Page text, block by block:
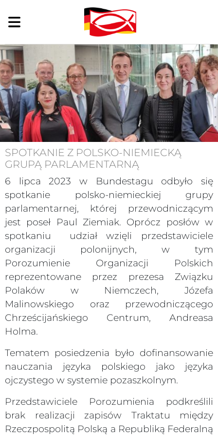
SPOTKANIE Z POLSKO-NIEMIECKĄ
GRUPĄ PARLAMENTARNĄ
6 lipca 2023 w Bundestagu odbyło się
spotkanie polsko-niemieckiej grupy
parlamentarnej, której przewodniczącym
jest poseł Paul Ziemiak. Oprócz posłów w
spotkaniu udział wzięli przedstawiciele
organizacji polonijnych, w tym
Porozumienie Organizacji Polskich
reprezentowane przez prezesa Związku
Polaków w Niemczech, Józefa
Malinowskiego oraz przewodniczącego
Chrześcijańskiego Centrum, Andreasa
Holma.
Tematem posiedzenia było dofinansowanie
nauczania języka polskiego jako języka
ojczystego w systemie pozaszkolnym.
Przedstawiciele Porozumienia podkreślili
brak realizacji zapisów Traktatu między
Rzeczpospolitą Polską a Republiką Federalną